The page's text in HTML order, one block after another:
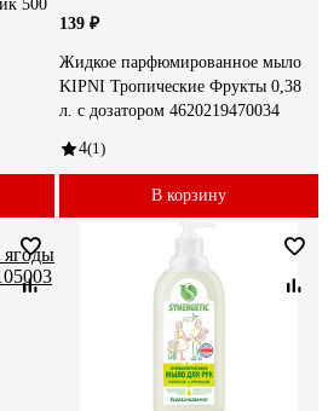
500
139 ₽
Жидкое парфюмированное мыло
KIPNI Тропические Фрукты 0,38
л. с дозатором 4620219470034
4(1)
В корзину